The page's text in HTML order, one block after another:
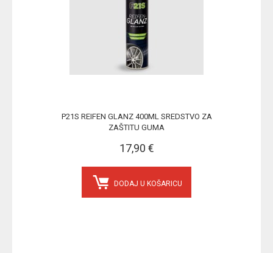
P21S REIFEN GLANZ 400ML SREDSTVO ZA
ZAŠTITU GUMA
17,90 €
DODAJ U KOŠARICU